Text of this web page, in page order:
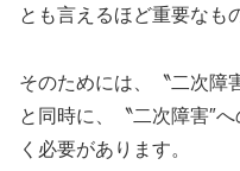
とも言えるほど重要なも
そのためには、〝二次障
と同時に、〝二次障害″
く必要があります。